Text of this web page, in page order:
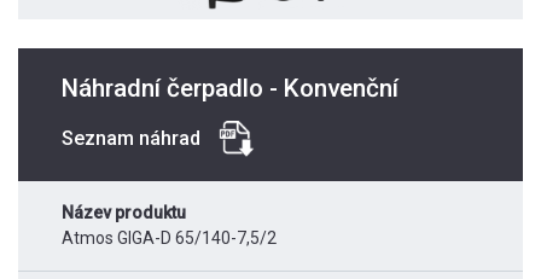
Náhradní čerpadlo - Konvenční
Seznam náhrad
Název produktu
Atmos GIGA-D 65/140-7,5/2